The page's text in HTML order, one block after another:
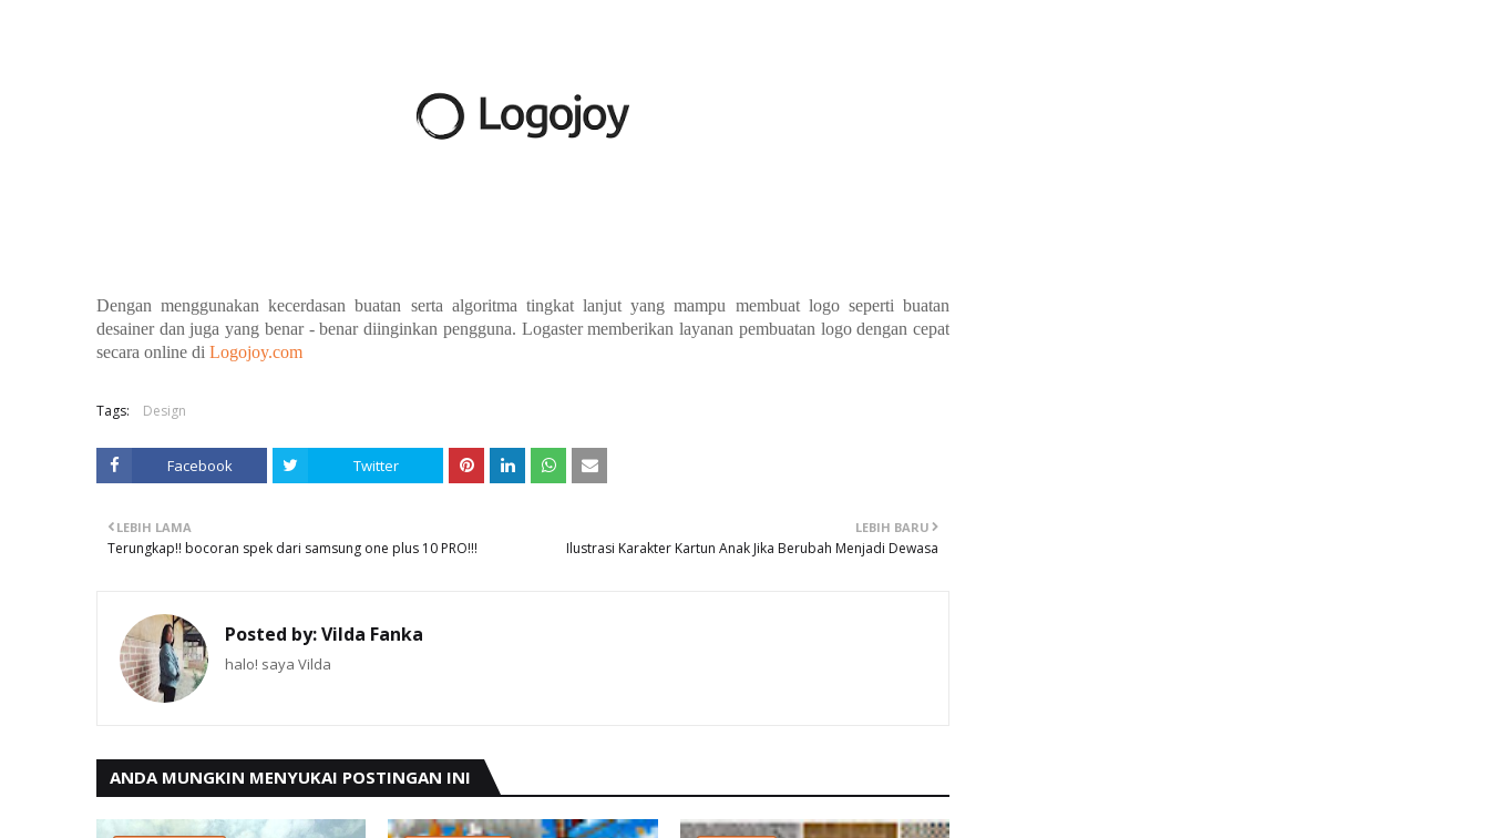
Dengan menggunakan kecerdasan buatan serta algoritma tingkat lanjut yang mampu membuat logo seperti buatan
desainer dan juga yang benar - benar diinginkan pengguna. Logaster memberikan layanan pembuatan logo dengan cepat
secara online di Logojoy.com
Tags: Design
Facebook Twitter
LEBIH BARU
Ilustrasi Karakter Kartun Anak Jika Berubah Menjadi Dewasa
LEBIH LAMA
Terungkap!! bocoran spek dari samsung one plus 10 PRO!!!
Posted by:Vilda Fanka
halo! saya Vilda
ANDA MUNGKIN MENYUKAI POSTINGAN INI